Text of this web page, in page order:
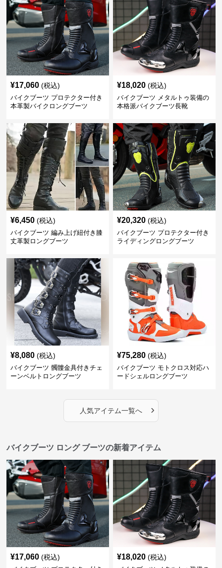
¥17,060 (税込)
バイクブーツ プロテクター付き
本革製バイクロングブーツ
¥18,020 (税込)
バイクブーツ メタルトゥ装備の
本格派バイクブーツ長靴
¥6,450 (税込)
バイクブーツ 編み上げ紐付き膝
丈革製ロングブーツ
¥20,320 (税込)
バイクブーツ プロテクター付き
ライディングロングブーツ
¥8,080 (税込)
バイクブーツ 髑髏金具付きチェ
ーンベルトロングブーツ
¥75,280 (税込)
バイクブーツ モトクロス対応ハ
ードシェルロングブーツ
人気アイテム一覧へ ›
バイクブーツ ロング ブーツの新着アイテム
¥17,060 (税込) ¥18,020 (税込)